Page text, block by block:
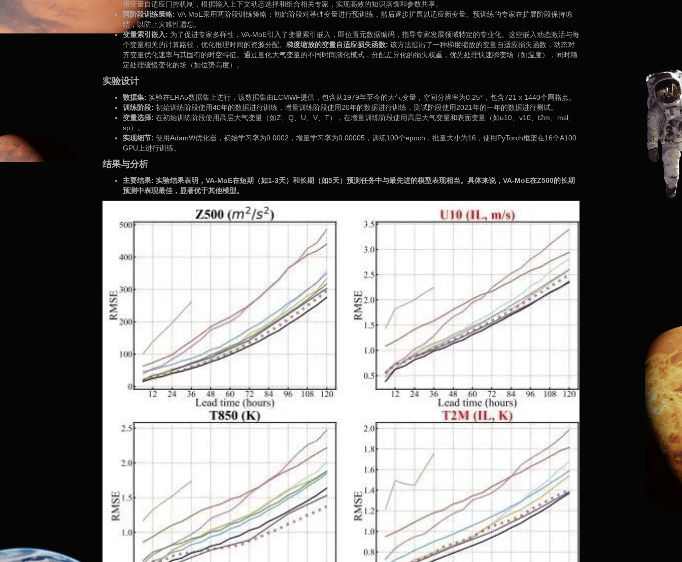
用变量自适应门控机制，根据输入上下文动态选择和组合相关专家，实现高效的知识蒸馏和参数共享。
两阶段训练策略: VA-MoE采用两阶段训练策略：初始阶段对基础变量进行预训练，然后逐步扩展以适应新变量。预训练的专家在扩展阶段保持冻
结，以防止灾难性遗忘。
变量索引嵌入: 为了促进专家多样性，VA-MoE引入了变量索引嵌入，即位置元数据编码，指导专家发展领域特定的专业化。这些嵌入动态激活与每
个变量相关的计算路径，优化推理时间的资源分配。 梯度缩放的变量自适应损失函数: 该方法提出了一种梯度缩放的变量自适应损失函数，动态对
齐变量优化速率与其固有的时空特征。通过量化大气变量的不同时间演化模式，分配差异化的损失权重，优先处理快速瞬变场（如温度），同时稳
定处理缓慢变化的场（如位势高度）。
实验设计
数据集: 实验在ERA5数据集上进行，该数据集由ECMWF提供，包含从1979年至今的大气变量，空间分辨率为0.25°，包含721 x 1440个网格点。
训练阶段: 初始训练阶段使用40年的数据进行训练，增量训练阶段使用20年的数据进行训练，测试阶段使用2021年的一年的数据进行测试。
变量选择: 在初始训练阶段使用高层大气变量（如Z、Q、U、V、T），在增量训练阶段使用高层大气变量和表面变量（如u10、v10、t2m、msl、
sp）。
实现细节: 使用AdamW优化器，初始学习率为0.0002，增量学习率为0.00005，训练100个epoch，批量大小为16，使用PyTorch框架在16个A100
GPU上进行训练。
结果与分析
主要结果: 实验结果表明，VA-MoE在短期（如1-3天）和长期（如5天）预测任务中与最先进的模型表现相当。具体来说，VA-MoE在Z500的长期
预测中表现最佳，显著优于其他模型。